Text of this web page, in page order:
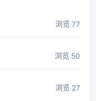
浏览 77
浏览 50
浏览 27